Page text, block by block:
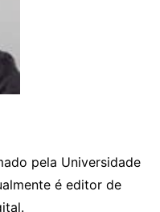
pela Universidade
é editor de